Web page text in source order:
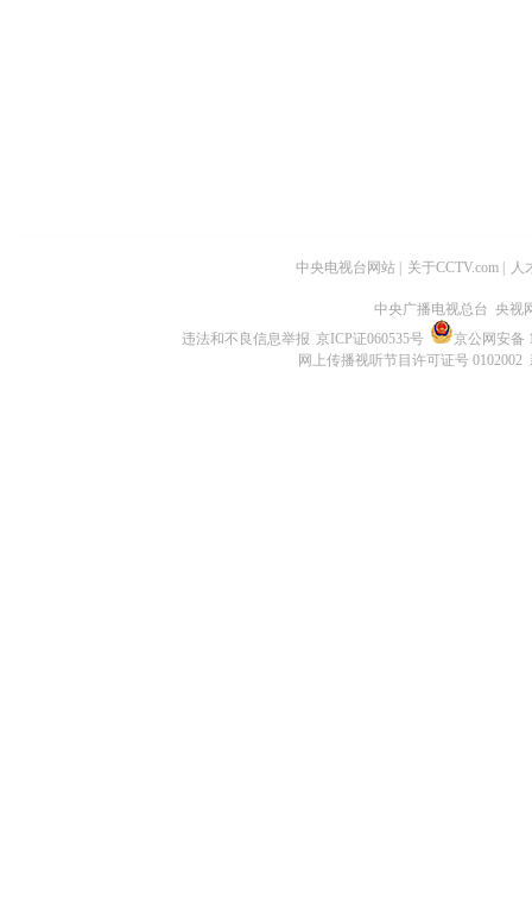
中央电视台网站 关于CCTV.com 人
中央广播电视总台 央视
违法和不良信息举报 京ICP证060535号
京公网安备
网上传播视听节目许可证号 0102002